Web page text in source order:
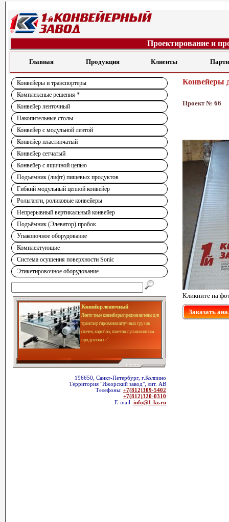
Проектирование и
Главная Продукция Клиенты
Конвейеры и транспортеры
Комплексные решения *
Конвейер ленточный
Накопительные столы
Конвейер с модульной лентой
Конвейер пластинчатый
Конвейер сетчатый
Конвейер с ящичной цепью
Подъемник (лифт) пищевых продуктов
Гибкий модульный цепной конвейер
Рольганги, роликовые конвейеры
Непрерывный вертикальный конвейер
Подъёмник (Элеватор) пробок
Упаковочное оборудование
Комплектующие
Система осушения поверхности Sonic
Этикетировочное оборудование
Конвейер ленточный
Ленточные конвейеры предназначены для
транспортирования штучных грузов
(пачек, коробок, пакетов с упакованным
продуктом)
196650, Санкт-Петербург, г.Колпино
Территория "Ижорский завод", лит. АВ
Телефоны: +7(812)309-5402
+7(812)320-0310
E-mail: info@1-kz.ru
Конвейеры
Проект № 66
Кликните на
Заказать